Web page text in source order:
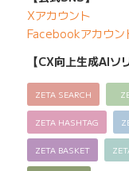
Xアカウント
Facebookアカウン
【CX向上生成AIソ
ZETA SEARCH
ZETA HASHTAG
ZETA BASKET